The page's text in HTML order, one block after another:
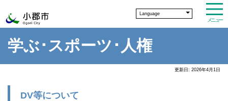
Language
メニュー
学ぶ･スポーツ･人権
更新日: 2026年4月1日
DV等について